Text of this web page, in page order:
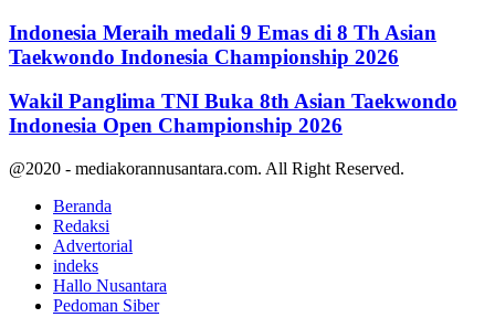
Indonesia Meraih medali 9 Emas di 8 Th Asian
Taekwondo Indonesia Championship 2026
Wakil Panglima TNI Buka 8th Asian Taekwondo
Indonesia Open Championship 2026
@2020 - mediakorannusantara.com. All Right Reserved.
Beranda
Redaksi
Advertorial
indeks
Hallo Nusantara
Pedoman Siber